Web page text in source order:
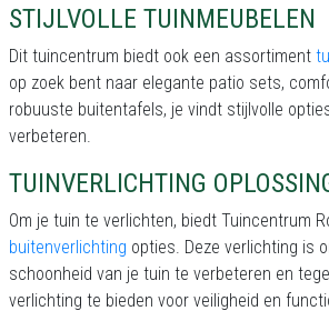
STIJLVOLLE TUINMEUBELEN
Dit tuincentrum biedt ook een assortiment
op zoek bent naar elegante patio sets,
robuuste buitentafels, je vindt stijlvolle
verbeteren.
TUINVERLICHTING
Om je tuin te verlichten, biedt Tuincentrum
buitenverlichting opties. Deze verlichting is
schoonheid van je tuin te verbeteren en
verlichting te bieden voor veiligheid en